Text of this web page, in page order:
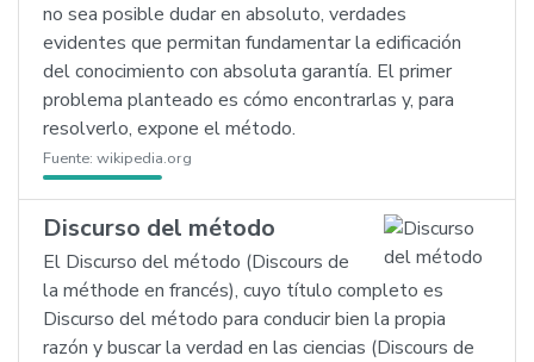
no sea posible dudar en absoluto, verdades
evidentes que permitan fundamentar la edificación
del conocimiento con absoluta garantía. El primer
problema planteado es cómo encontrarlas y, para
resolverlo, expone el método.
Fuente: wikipedia.org
Discurso del método
El Discurso del método (Discours de
la méthode en francés), cuyo título completo es
Discurso del método para conducir bien la propia
razón y buscar la verdad en las ciencias (Discours de